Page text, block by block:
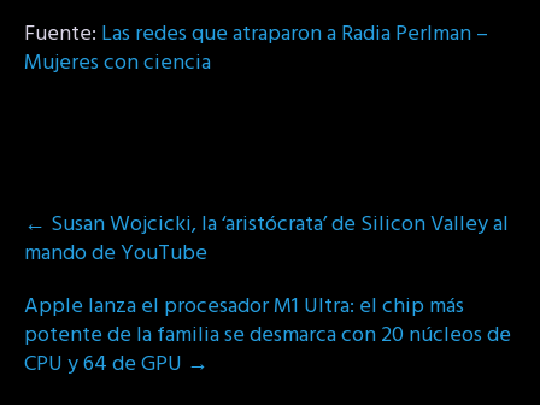
Fuente: Las redes que atraparon a Radia Perlman –
Mujeres con ciencia
Post
navigation
← Susan Wojcicki, la ‘aristócrata’ de Silicon Valley al
mando de YouTube
Apple lanza el procesador M1 Ultra: el chip más
potente de la familia se desmarca con 20 núcleos de
CPU y 64 de GPU →